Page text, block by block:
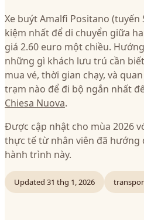
Xe buýt Amalfi Positano (tuyến
kiệm nhất để di chuyển giữa
giá 2.60 euro một chiều.
những gì khách lưu trú cần
mua vé, thời gian chạy, và
trạm nào để đi bộ ngắn nhất
Chiesa Nuova.
Được cập nhật cho mùa 2026
thực tế từ nhân viên đã hướng
hành trình này.
Updated 31 thg 1, 2026